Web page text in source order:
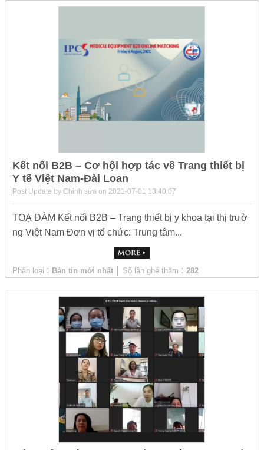
Kết nối B2B – Cơ hội hợp tác về Trang thiết bị
Y tế Việt Nam-Đài Loan
Post Update by Chỉnh sửa on 2021-07-01 13:40:07
TOẠ ĐÀM Kết nối B2B – Trang thiết bị y khoa tại thị trườ
ng Việt Nam Đơn vị tổ chức: Trung tâm...
Phân loại： Bản tin mới nhất │ Số lần ghé thăm： 282